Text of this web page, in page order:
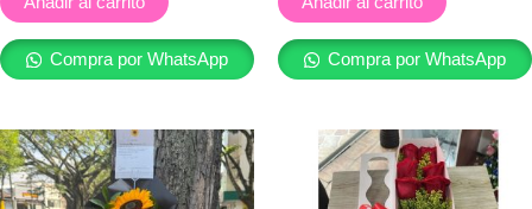
Compra por WhatsApp Compra por WhatsApp